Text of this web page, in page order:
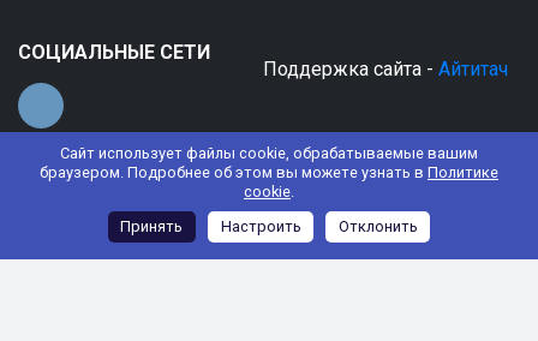
Сайт использует файлы cookie, обрабатываемые вашим
браузером. Подробнее об этом вы можете узнать в Политике
cookie.
Принять
Настроить Отклонить
СОЦИАЛЬНЫЕ СЕТИ
Поддержка сайта - Айтитач
© 2022 АНО ДО "Планета детства "Лада"